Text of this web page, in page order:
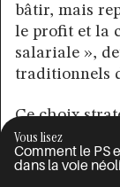
Vous lisez
Comment le PS
dans la voie
bâtir, mais
le profit et la
salariale »,
traditionnels
Ce choix
eut trois
La première